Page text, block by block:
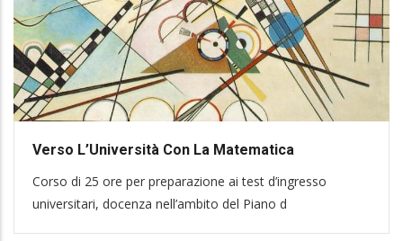
Verso L’Università Con La Matematica
Corso di 25 ore per preparazione ai test d’ingresso
universitari, docenza nell’ambito del Piano d